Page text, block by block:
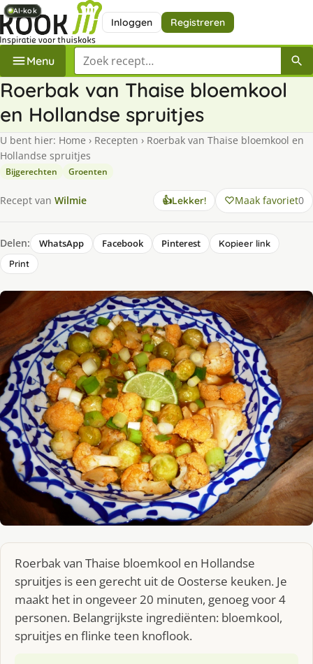
Inloggen Registreren
Menu Zoek een recept
Roerbak van Thaise bloemkool
en Hollandse spruitjes
U bent hier: Home › Recepten › Roerbak van Thaise bloemkool en
Hollandse spruitjes
Bijgerechten Groenten
Recept van Wilmie 👍Lekker! Maak favoriet0
Delen: WhatsApp Facebook Pinterest
Kopieer link
Print
Roerbak van Thaise bloemkool en Hollandse
spruitjes is een gerecht uit de Oosterse keuken. Je
maakt het in ongeveer 20 minuten, genoeg voor 4
personen. Belangrijkste ingrediënten: bloemkool,
spruitjes en flinke teen knoflook.
AI-kok
AI-kok
AI-kok
AI-kok
AI-kok